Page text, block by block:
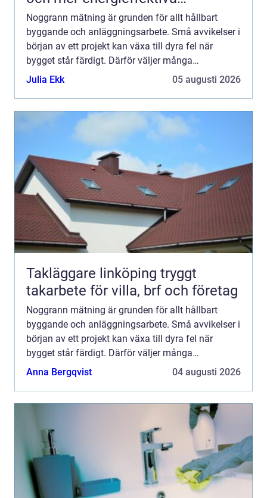
byggnader
Noggrann mätning är grunden för allt hållbart
byggande och anläggningsarbete. Små avvikelser i
början av ett projekt kan växa till dyra fel när
bygget står färdigt. Därför väljer många
yrkesproffs instrument från topcon när de vill
Julia Ekk 05 augusti 2026
Takläggare linköping tryggt
takarbete för villa, brf och företag
Noggrann mätning är grunden för allt hållbart
byggande och anläggningsarbete. Små avvikelser i
början av ett projekt kan växa till dyra fel när
bygget står färdigt. Därför väljer många
yrkesproffs instrument från topcon när de vill
Anna Bergqvist 04 augusti 2026